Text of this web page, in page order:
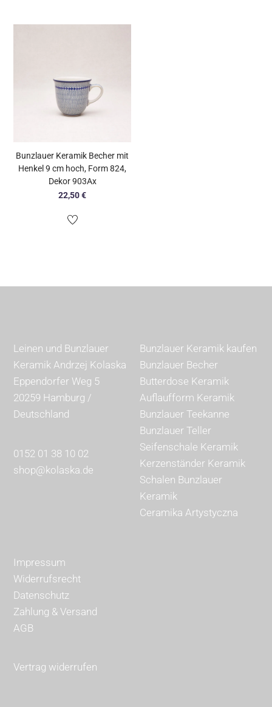
Bunzlauer Keramik Becher mit
Henkel 9 cm hoch, Form 824,
Dekor 903Ax
22,50€
Leinen und Bunzlauer
Keramik Andrzej Kolaska
Eppendorfer Weg 5
20259 Hamburg /
Deutschland
0152 01 38 10 02
shop@kolaska.de
Bunzlauer Keramik kaufen
Bunzlauer Becher
Butterdose Keramik
Auflaufform Keramik
Bunzlauer Teekanne
Bunzlauer Teller
Seifenschale Keramik
Kerzenständer Keramik
Schalen Bunzlauer
Keramik
Ceramika Artystyczna
Impressum
Widerrufsrecht
Datenschutz
Zahlung & Versand
AGB
Vertrag widerrufen